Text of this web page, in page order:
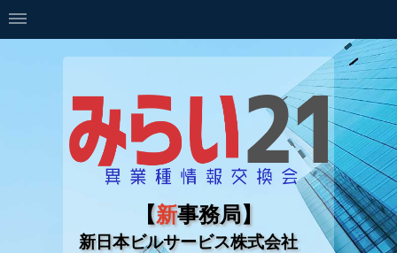
【新事務局】
新日本ビルサービス株式会社